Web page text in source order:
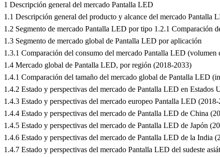
1 Descripción general del mercado Pantalla LED
1.1 Descripción general del producto y alcance del mercado Pantalla
1.2 Segmento de mercado Pantalla LED por tipo 1.2.1
1.3 Segmento de mercado global de Pantalla LED por aplicación
1.3.1 Comparación del consumo del mercado Pantalla LED
1.4 Mercado global de Pantalla LED, por región (2018-2033)
1.4.1 Comparación del tamaño del mercado global de Pantalla LED
1.4.2 Estado y perspectivas del mercado de Pantalla LED en Estados
1.4.3 Estado y perspectivas del mercado europeo Pantalla LED
1.4.4 Estado y perspectivas del mercado de Pantalla LED de China
1.4.5 Estado y perspectivas del mercado de Pantalla LED de Japón
1.4.6 Estado y perspectivas del mercado de Pantalla LED de la India
1.4.7 Estado y perspectivas del mercado Pantalla LED del sudeste